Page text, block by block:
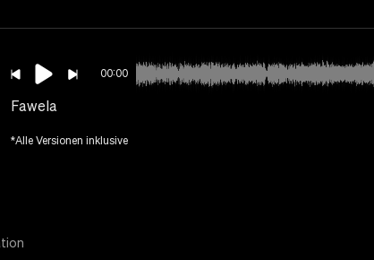
00:00
Fawela
*Alle Versionen inklusive